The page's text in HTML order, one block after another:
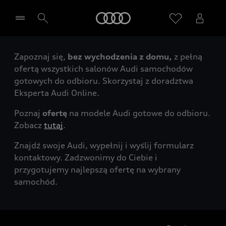
Wybierz Twojego Partnera Audi
Zapoznaj się, bez wychodzenia z domu, z pełną
ofertą wszystkich salonów Audi samochodów
gotowych do odbioru. Skorzystaj z doradztwa
Eksperta Audi Online.
Poznaj ofertę na modele Audi gotowe do odbioru.
Zobacz tutaj.
Znajdź swoje Audi, wypełnij i wyślij formularz
kontaktowy. Zadzwonimy do Ciebie i
przygotujemy najlepszą ofertę na wybrany
samochód.